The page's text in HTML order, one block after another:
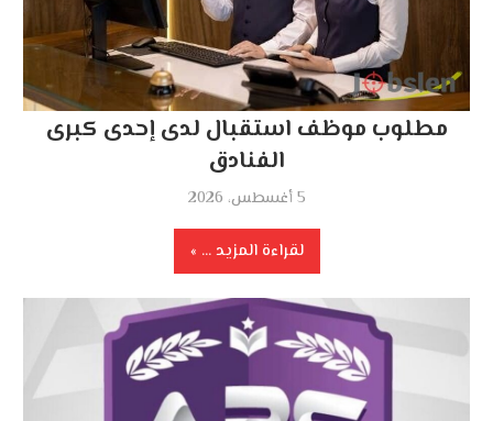
مطلوب موظف استقبال لدى إحدى كبرى
الفنادق
5 أغسطس، 2026
لقراءة المزيد ...